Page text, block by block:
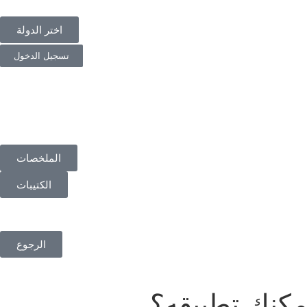
اختر الدولة
تسجيل الدخول
الملخصات
الكتيبات
الرجوع